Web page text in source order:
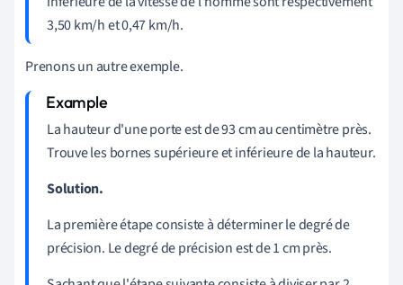
3,50 km/h et 0,47 km/h.
Prenons un autre exemple.
La hauteur d'une porte est de 93 cm au centimètre près.
Trouve les bornes supérieure et inférieure de la hauteur.
Solution.
La première étape consiste à déterminer le degré de
précision. Le degré de précision est de 1 cm près.